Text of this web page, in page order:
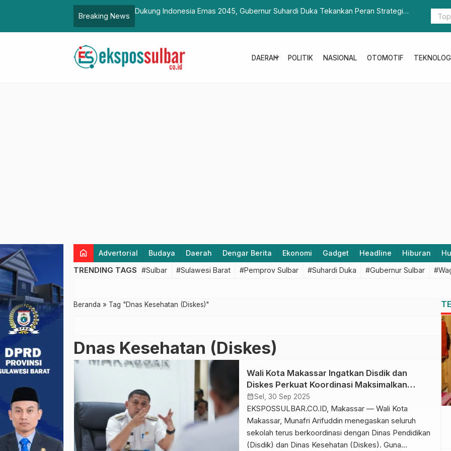
Breaking News
Dukung Indonesia Emas 2045, Gubernur Suhardi Duka Tekankan Peran Strategis
Kapolda
UMKM di
DAERAH
expand_more POLITIK NASIONAL OTOMOTIF
home Advertorial Budaya Daerah Dengar Berita Ekonomi Gadget Headline Hiburan
TRENDING TAGS #Sulbar #Sulawesi Barat #Pemprov Sulbar #Suhardi Duka #Gubernur Sulbar
Beranda » Tag "Dnas Kesehatan (Diskes)"
Dnas Kesehatan (Diskes)
Wali Kota Makassar Ingatkan Disdik dan
Diskes Perkuat Koordinasi Maksimalkan
Pengawasan MBG
calendar_monthSel, 30 Sep 2025
EKSPOSSULBAR.CO.ID, Makassar — Wali Kota
Makassar, Munafri Arifuddin menegaskan seluruh
sekolah terus berkoordinasi dengan Dinas Pendidikan
(Disdik) dan Dinas Kesehatan (Diskes). Guna